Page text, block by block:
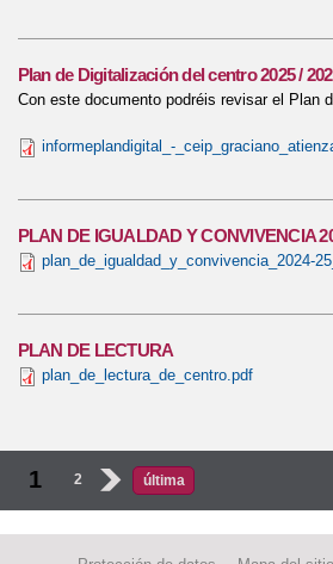
Plan de Digitalización del centro 2025 /
Con este documento podréis revisar el Plan
informeplandigital_-
PLAN DE IGUALDAD Y CONVIVENCIA
plan_de_igualdad_y_convivencia_2024-
PLAN DE LECTURA
plan_de_lectura_de_centro.pdf
Páginas
1 2 › última